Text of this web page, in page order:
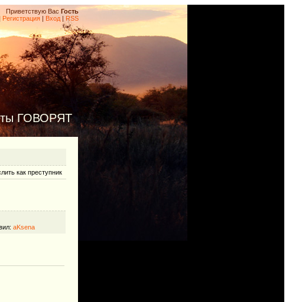
Приветствую Вас Гость
Регистрация | Вход | RSS
ГОВОРЯТ
как преступник
: aKsena